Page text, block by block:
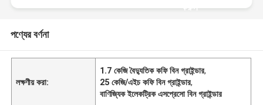
করুন
পণ্যের বর্ণনা
লক্ষণীয় করা:
1.7 কেজি বৈদ্যুতিক কফি বিন গ্রাইন্ডার,
25 কেজি/এইচ কফি বিন গ্রাইন্ডার,
বাণিজ্যিক ইলেকট্রিক এসপ্রেসো বিন গ্রাইন্ডার